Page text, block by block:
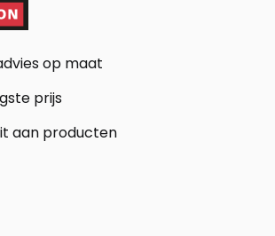
op maat
prijs
aan producten